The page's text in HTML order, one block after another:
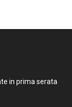
in prima serata